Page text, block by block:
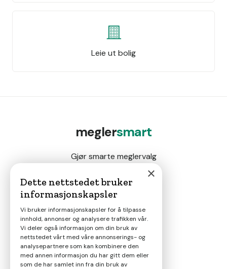
Leie ut bolig
meglersmart
Gjør smarte meglervalg
Magasin
Nyheter
Om oss
×
Dette nettstedet bruker
informasjonskapsler
Vi bruker informasjonskapsler for å tilpasse
innhold, annonser og analysere trafikken vår.
Vi deler også informasjon om din bruk av
nettstedet vårt med våre annonserings- og
analysepartnere som kan kombinere den
med annen informasjon du har gitt dem eller
som de har samlet inn fra din bruk av